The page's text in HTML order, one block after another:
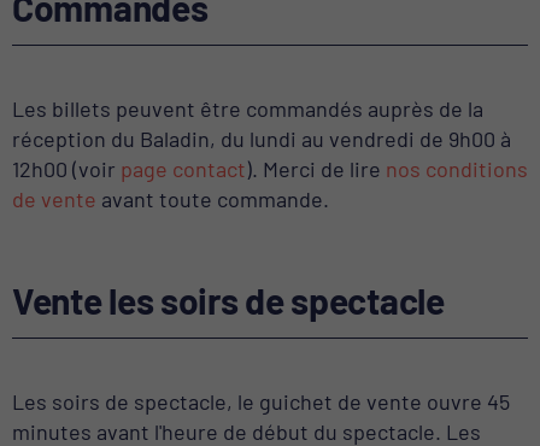
Les billets peuvent être commandés auprès de la
réception du Baladin, du lundi au vendredi de 9h00 à
12h00 (voir page contact). Merci de lire nos conditions
de vente avant toute commande.
Vente les soirs de spectacle
Les soirs de spectacle, le guichet de vente ouvre 45
minutes avant l'heure de début du spectacle. Les